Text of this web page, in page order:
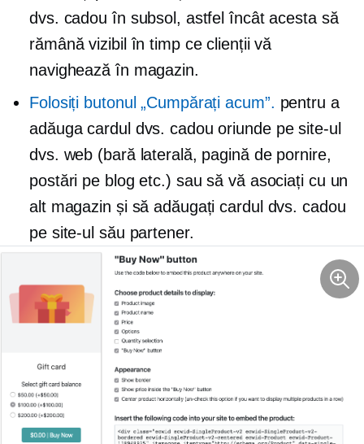
dvs. cadou în subsol, astfel încât acesta să
rămână vizibil în timp ce clienții vă
navighează în magazin.
Folosiți butonul „Cumpărați acum”. pentru a
adăuga cardul dvs. cadou oriunde pe site-ul
dvs. web (bară laterală, pagină de pornire,
postări pe blog etc.) sau să vă asociați cu un
alt magazin și să adăugați cardul dvs. cadou
pe site-ul său partener.